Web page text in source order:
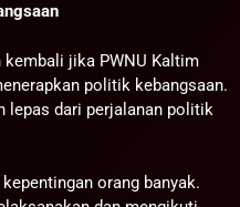
kembali jika PWNU Kaltim
politik kebangsaan.
lepas dari perjalanan politik
orang banyak.